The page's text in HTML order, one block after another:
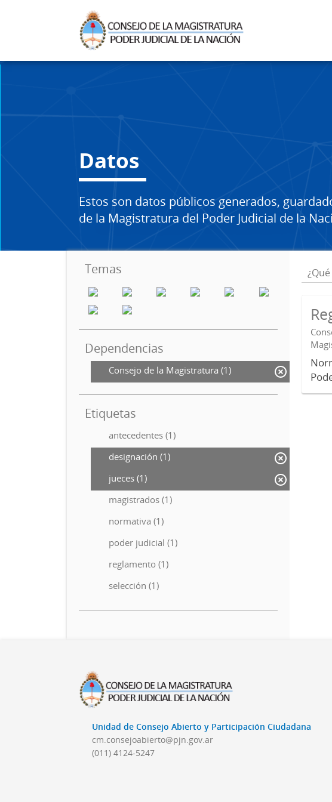
Datos
Estos son datos públicos generados,
de la Magistratura del Poder Judicial de la
Temas
Dependencias
Consejo de la Magistratura (1)
Etiquetas
antecedentes (1)
designación (1)
jueces (1)
magistrados (1)
normativa (1)
poder judicial (1)
reglamento (1)
selección (1)
Unidad de Consejo Abierto y Participación Ciudadana
cm.consejoabierto@pjn.gov.ar
(011) 4124-5247